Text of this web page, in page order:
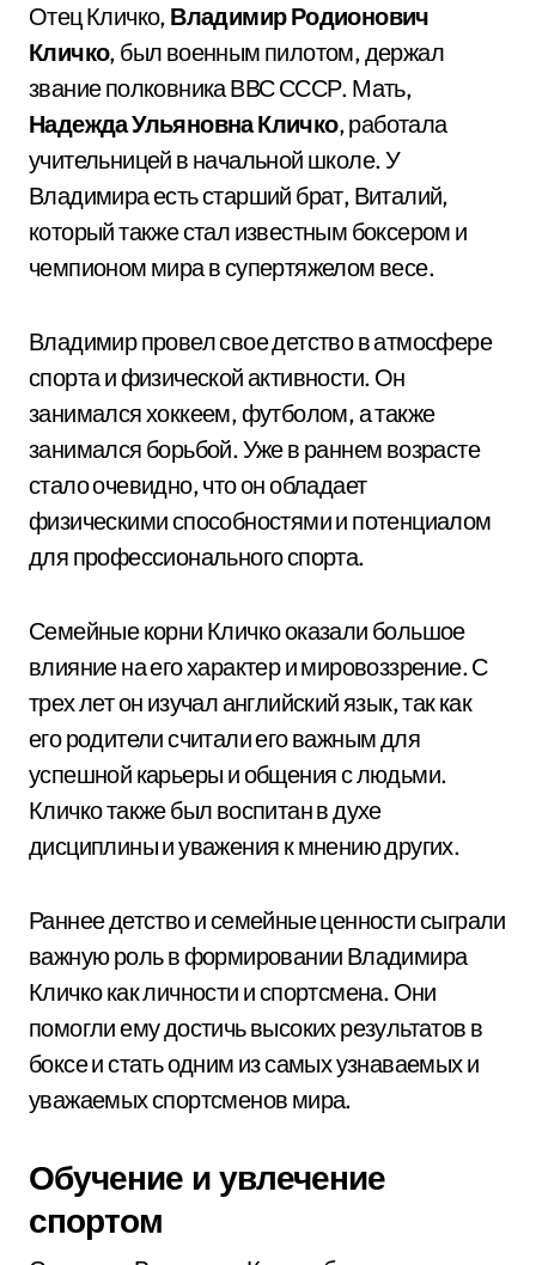
Отец Кличко, Владимир Родионович
Кличко, был военным пилотом, держал
звание полковника ВВС СССР. Мать,
Надежда Ульяновна Кличко, работала
учительницей в начальной школе. У
Владимира есть старший брат, Виталий,
который также стал известным боксером и
чемпионом мира в супертяжелом весе.
Владимир провел свое детство в атмосфере
спорта и физической активности. Он
занимался хоккеем, футболом, а также
занимался борьбой. Уже в раннем возрасте
стало очевидно, что он обладает
физическими способностями и потенциалом
для профессионального спорта.
Семейные корни Кличко оказали большое
влияние на его характер и мировоззрение. С
трех лет он изучал английский язык, так как
его родители считали его важным для
успешной карьеры и общения с людьми.
Кличко также был воспитан в духе
дисциплины и уважения к мнению других.
Раннее детство и семейные ценности сыграли
важную роль в формировании Владимира
Кличко как личности и спортсмена. Они
помогли ему достичь высоких результатов в
боксе и стать одним из самых узнаваемых и
уважаемых спортсменов мира.
Обучение и увлечение
спортом